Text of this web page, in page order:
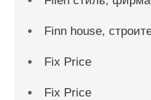
Finn house,
Fix Price
Fix Price